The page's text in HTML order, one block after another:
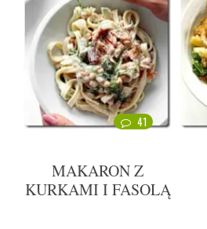
41
MAKARON Z
KURKAMI I FASOLĄ